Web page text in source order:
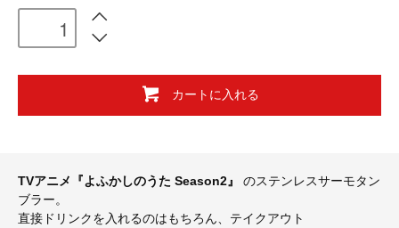
カートに入れる
TVアニメ『よふかしのうた Season2』 のステンレスサーモタン
ブラー。
直接ドリンクを入れるのはもちろん、テイクアウト